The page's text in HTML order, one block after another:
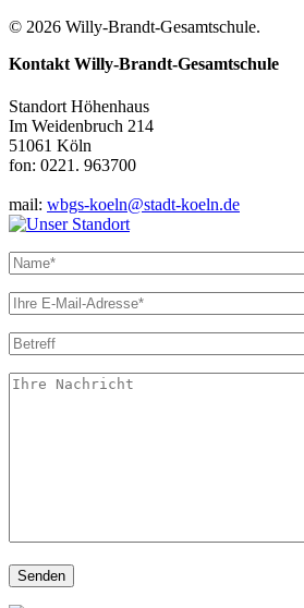
© 2026 Willy-Brandt-Gesamtschule.
Kontakt Willy-Brandt-Gesamtschule
Standort Höhenhaus
Im Weidenbruch 214
51061 Köln
fon: 0221. 963700
mail: wbgs-koeln@stadt-koeln.de